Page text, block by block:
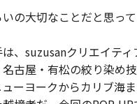
いの大切なことだと思って
、suzusanクリエイティ
古屋・有松の絞り染め
ーヨークからカリブ海